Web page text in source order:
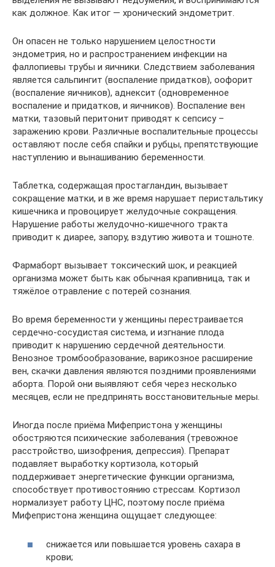
как должное. Как итог — хронический эндометрит.
Он опасен не только нарушением целостности
эндометрия, но и распространением инфекции на
фаллопиевы трубы и яичники. Следствием заболевания
является сальпингит (воспаление придатков), оофорит
(воспаление яичников), аднексит (одновременное
воспаление и придатков, и яичников). Воспаление вен
матки, тазовый перитонит приводят к сепсису –
заражению крови. Различные воспалительные процессы
оставляют после себя спайки и рубцы, препятствующие
наступлению и вынашиванию беременности.
Таблетка, содержащая простагландин, вызывает
сокращение матки, и в же время нарушает перистальтику
кишечника и провоцирует желудочные сокращения.
Нарушение работы желудочно-кишечного тракта
приводит к диарее, запору, вздутию живота и тошноте.
Фармаборт вызывает токсический шок, и реакцией
организма может быть как обычная крапивница, так и
тяжёлое отравление с потерей сознания.
Во время беременности у женщины перестраивается
сердечно-сосудистая система, и изгнание плода
приводит к нарушению сердечной деятельности.
Венозное тромбообразование, варикозное расширение
вен, скачки давления являются поздними проявлениями
аборта. Порой они выявляют себя через несколько
месяцев, если не предпринять восстановительные меры.
Иногда после приёма Мифепристона у женщины
обостряются психические заболевания (тревожное
расстройство, шизофрения, депрессия). Препарат
подавляет выработку кортизола, который
поддерживает энергетические функции организма,
способствует противостоянию стрессам. Кортизол
нормализует работу ЦНС, поэтому после приёма
Мифепристона женщина ощущает следующее:
снижается или повышается уровень сахара в
крови;